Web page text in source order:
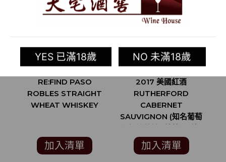
YES 已滿18歲 NO 未滿18歲
RE:FIND PASO
ROBLES STRAIGHT
WHEAT WHISKEY
加入清單
2017 美國紅酒
RUTHERFORD
CABERNET
SAUVIGNON (知名葡萄
者”WINE ENTHUSIAST
93分)
加入清單